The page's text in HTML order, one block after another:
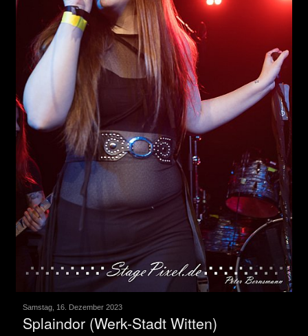
Samstag, 16. Dezember 2023
Splaindor (Werk-Stadt Witten)